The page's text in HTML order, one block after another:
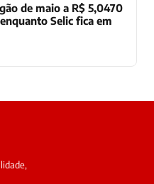
de maio a R$ 5,0470
Selic fica em